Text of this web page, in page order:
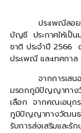
ประเพณีลอยเรือ
บัญชี ประกาศให้เป็
ชาติ ประจำปี 2566
ประเพณี และเทศกาล
จากการเสนอขอ
มรดกภูมิปัญญาทาง
เลือก จากคณะอนุก
ภูมิปัญญาทางวัฒนธ
รับการส่งเสริมและรั